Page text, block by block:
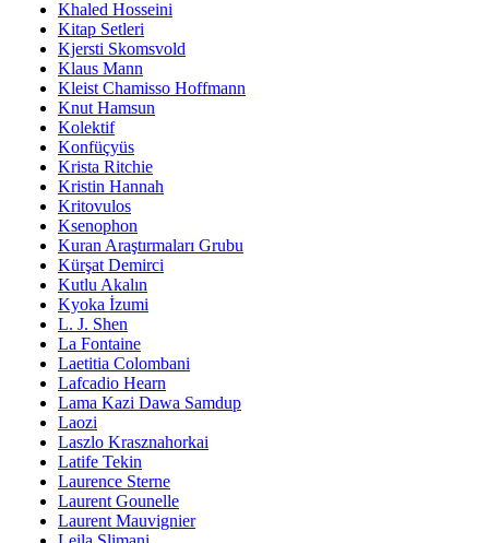
Khaled Hosseini
Kitap Setleri
Kjersti Skomsvold
Klaus Mann
Kleist Chamisso Hoffmann
Knut Hamsun
Kolektif
Konfüçyüs
Krista Ritchie
Kristin Hannah
Kritovulos
Ksenophon
Kuran Araştırmaları Grubu
Kürşat Demirci
Kutlu Akalın
Kyoka İzumi
L. J. Shen
La Fontaine
Laetitia Colombani
Lafcadio Hearn
Lama Kazi Dawa Samdup
Laozi
Laszlo Krasznahorkai
Latife Tekin
Laurence Sterne
Laurent Gounelle
Laurent Mauvignier